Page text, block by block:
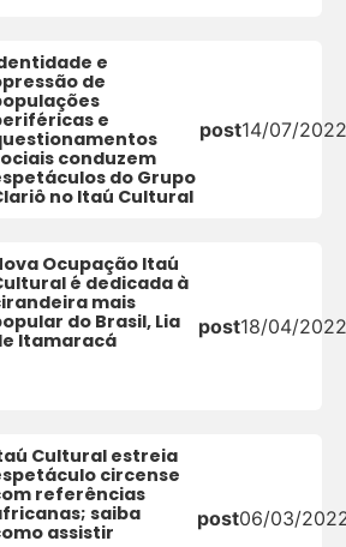
e
de
e
conduzem
do Grupo
no Itaú Cultural
post14/07/2022
Ocupação Itaú
é dedicada à
mais
do Brasil, Lia
Itamaracá
post18/04/
Cultural estreia
circense
referências
saiba
assistir
post06/03/